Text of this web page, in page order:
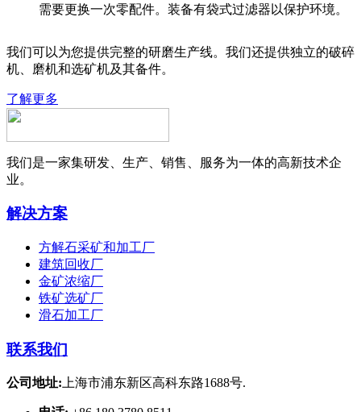
需要更换一次零配件。装备有袋式过滤器以保护环境。
我们可以为您提供完整的研磨生产线。我们还提供独立的破碎
机、磨机和选矿机及其备件。
了解更多
我们是一家集研发、生产、销售、服务为一体的高新技术企
业。
解决方案
方解石采矿和加工厂
建筑回收厂
金矿浓缩厂
铁矿选矿厂
滑石加工厂
联系我们
公司地址:上海市浦东新区高科东路1688号.